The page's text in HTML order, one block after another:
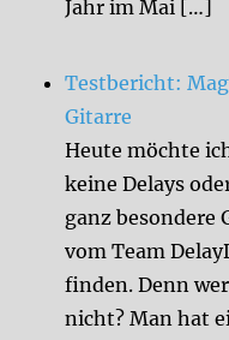
Jahr im Mai […]
Testbericht:
Gitarre
Heute möchte
keine Delays
ganz besondere
vom Team
finden. Denn
nicht? Man hat